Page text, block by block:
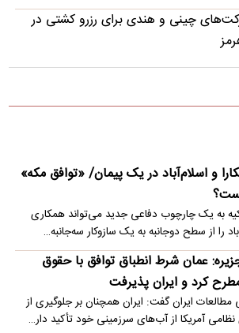
چینی و هندی برای رزرو کشتی در
زیدآبادی از نشست ریاض
استقلال روی آسانی با پنجره بسته
مجتبی جباری مشخص شد
ترامپ به درخواست جدید زلنسکی
پاکستان به عربستان در بحبوحه
در بخش‌هایی از کشور/ دریای
است
و اسلام‌آباد در یک پیمان/ «توافق مکه»
به یک چارچوب دفاعی جدید می‌تواند همکاری
را از سطح دوجانبه به یک سازوکار سه‌جانبه…
عمان شرط انطباق توافق با حقوق
مطرح کرد و ایران پذیرفت
مطالعات ایران گفت: ایران همچنان بر جلوگیری از
نظامی آمریکا از آب‌های سرزمینی خود تأکید دار…